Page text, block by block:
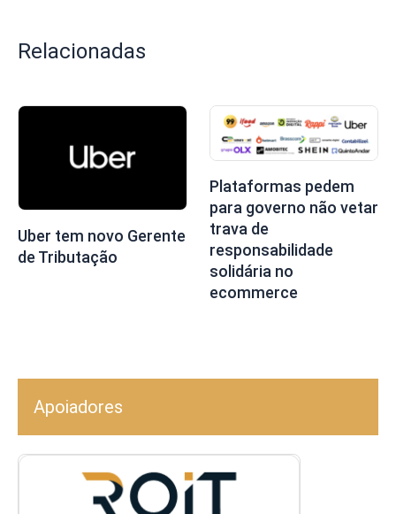
Relacionadas
Uber tem novo Gerente
de Tributação
Plataformas pedem
para governo não vetar
trava de
responsabilidade
solidária no
ecommerce
Apoiadores